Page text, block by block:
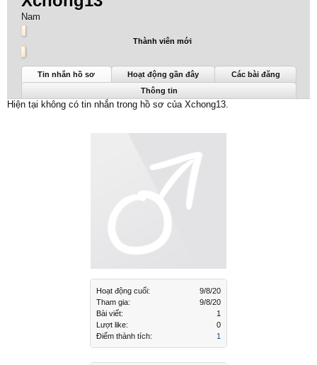
Hoạt động cuối:
9/8/20
Tham gia:
9/8/20
Bài viết:
1
Lượt like:
0
Điểm thành tích:
1
Nam
Thành viên mới
Xchong13 được nhìn thấy lần cuối: 9/8/20
Tin nhắn hồ sơ Hoạt động gần đây
Các bài đăng
Thông tin
Hiện tại không có tin nhắn trong hồ sơ của Xchong13.